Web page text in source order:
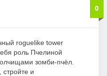
0
roguelike tower
роль Пчелиной
зомби-пчёл.
и